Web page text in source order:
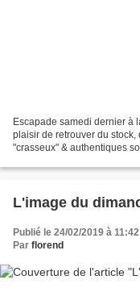
Escapade samedi dernier à
plaisir de retrouver du
"crasseux" & authentiques
L'image du
Publié le 24/02/2019 à 11:42
Par florend